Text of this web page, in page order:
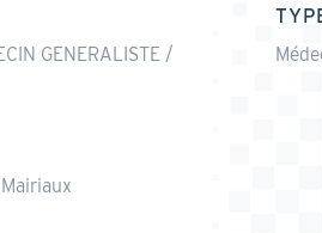
GENERALISTE /